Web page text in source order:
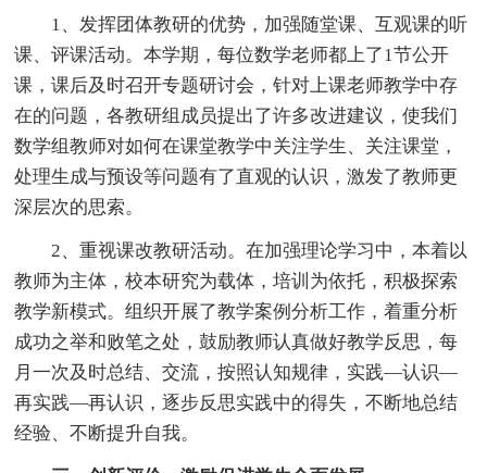
1、发挥团体教研的优势，加强随堂课、互观课的听
课、评课活动。本学期，每位数学老师都上了1节公开
课，课后及时召开专题研讨会，针对上课老师教学中存
在的问题，各教研组成员提出了许多改进建议，使我们
数学组教师对如何在课堂教学中关注学生、关注课堂，
处理生成与预设等问题有了直观的认识，激发了教师更
深层次的思索。
2、重视课改教研活动。在加强理论学习中，本着以
教师为主体，校本研究为载体，培训为依托，积极探索
教学新模式。组织开展了教学案例分析工作，着重分析
成功之举和败笔之处，鼓励教师认真做好教学反思，每
月一次及时总结、交流，按照认知规律，实践—认识—
再实践—再认识，逐步反思实践中的得失，不断地总结
经验、不断提升自我。